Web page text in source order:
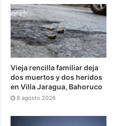
Vieja rencilla familiar deja
dos muertos y dos heridos
en Villa Jaragua, Bahoruco
8 agosto 2026